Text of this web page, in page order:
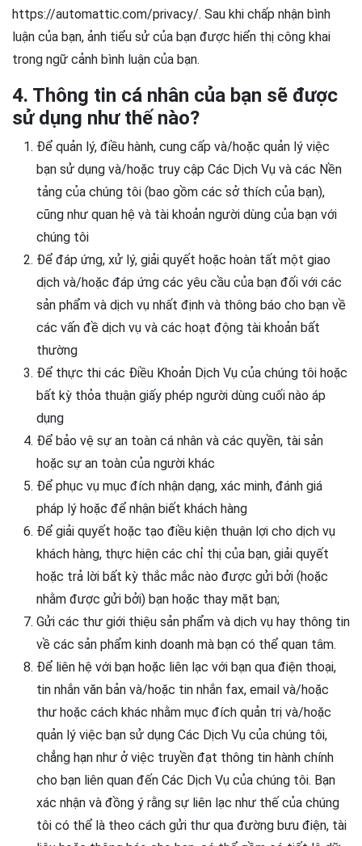
https://automattic.com/privacy/. Sau khi chấp nhận bình
luận của bạn, ảnh tiểu sử của bạn được hiển thị công khai
trong ngữ cảnh bình luận của bạn.
4. Thông tin cá nhân của bạn sẽ được
sử dụng như thế nào?
Để quản lý, điều hành, cung cấp và/hoặc quản lý việc
bạn sử dụng và/hoặc truy cập Các Dịch Vụ và các Nền
tảng của chúng tôi (bao gồm các sở thích của bạn),
cũng như quan hệ và tài khoản người dùng của bạn với
chúng tôi
Để đáp ứng, xử lý, giải quyết hoặc hoàn tất một giao
dịch và/hoặc đáp ứng các yêu cầu của bạn đối với các
sản phẩm và dịch vụ nhất định và thông báo cho bạn về
các vấn đề dịch vụ và các hoạt động tài khoản bất
thường
Để thực thi các Điều Khoản Dịch Vụ của chúng tôi hoặc
bất kỳ thỏa thuận giấy phép người dùng cuối nào áp
dụng
Để bảo vệ sự an toàn cá nhân và các quyền, tài sản
hoặc sự an toàn của người khác
Để phục vụ mục đích nhận dạng, xác minh, đánh giá
pháp lý hoặc để nhận biết khách hàng
Để giải quyết hoặc tạo điều kiện thuận lợi cho dịch vụ
khách hàng, thực hiện các chỉ thị của bạn, giải quyết
hoặc trả lời bất kỳ thắc mắc nào được gửi bởi (hoặc
nhằm được gửi bởi) bạn hoặc thay mặt bạn;
Gửi các thư giới thiệu sản phẩm và dịch vụ hay thông tin
về các sản phẩm kinh doanh mà bạn có thể quan tâm.
Để liên hệ với bạn hoặc liên lạc với bạn qua điện thoại,
tin nhắn văn bản và/hoặc tin nhắn fax, email và/hoặc
thư hoặc cách khác nhằm mục đích quản trị và/hoặc
quản lý việc bạn sử dụng Các Dịch Vụ của chúng tôi,
chẳng hạn như ở việc truyền đạt thông tin hành chính
cho bạn liên quan đến Các Dịch Vụ của chúng tôi. Bạn
xác nhận và đồng ý rằng sự liên lạc như thế của chúng
tôi có thể là theo cách gửi thư qua đường bưu điện, tài